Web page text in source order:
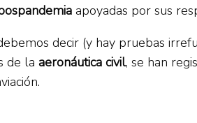
apoyadas por sus
decir (y hay pruebas
de la aeronáutica civil, se han